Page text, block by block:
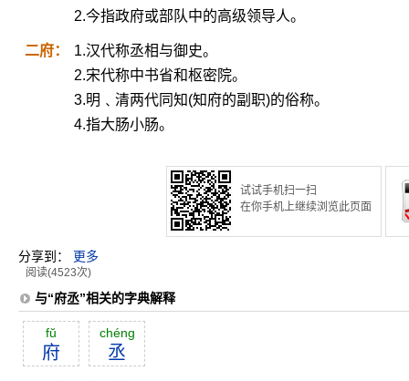
2.今指政府或部队中的高级领导人。
二府：
1.汉代称丞相与御史。
2.宋代称中书省和枢密院。
3.明﹑清两代同知(知府的副职)的俗称。
4.指大肠小肠。
试试手机扫一扫
在你手机上继续浏览此页面
分享到： 更多
阅读(4523次)
与“府丞”相关的字典解释
fŭ
府
chéng
丞